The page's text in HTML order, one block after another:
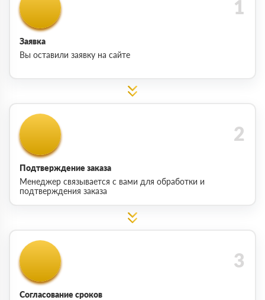
Заявка
Вы оставили заявку на сайте
Подтверждение заказа
Менеджер связывается с вами для обработки и
подтверждения заказа
Согласование сроков